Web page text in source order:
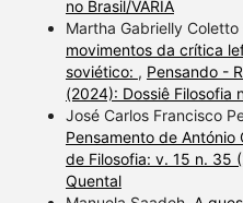
no Brasil/VARIA
Martha Gabrielly Coletto
movimentos da crítica
soviético: , Pensando -
(2024): Dossiê Filosofia
José Carlos Francisco
Pensamento de António
de Filosofia: v. 15 n. 35
Quental